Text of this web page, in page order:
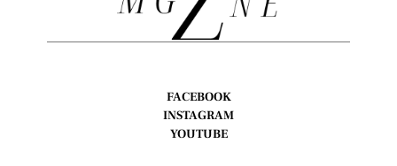
FACEBOOK
INSTAGRAM
YOUTUBE